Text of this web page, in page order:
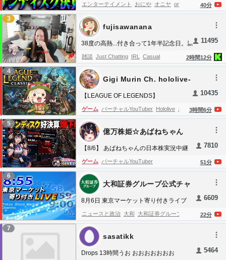
おおお！追証だけは勘弁して下さい。大
荒れの日経平均の予感。半導体メモリー
頼む！！！含み損１５００万の壁を超え
る！！おはよう朝の寄り付き株ライブ生
放送！！！！！
40分
エンターテイメント おにや オニヤ oniya
o-228
じゅんき 潤季 天才おにや
切り抜き ﾏﾀｰﾘ 株 日経 米株 キオクシア
フジクラ アドバンテスト レーザーテック
古河電工 パワーエックス 日経平均 エスク
リプトエナジー フルッタフルッタ 大暴落
追証 爆損
3
38度の高熱...付き合って1年半記念日。新
作Tシャツ撮影会！ステッカーもできた
よ。面接あり。(ミラー&アーカイブ無断
使用禁止)
fujisawanana
2時間12分
11495
雑談 Just Chatting IRL Casual
4
【LEAGUE OF LEGENDS】
RISEEEEEEEEEEEEEEE
RISEEEEEEEEEEEEEEEEE
Gigi Murin Ch. hololive-
3時間6分
10435
ゲーム バーチャルYouTuber Hololive ホロ
ライブ
5
【8/6】 あばねちゃんの日本株実況中継
【配信519回目】
億万株姫☆あばねちゃん
51分
7810
ゲーム バーチャルYouTuber
6
8月6日 東京マーケット寄り付きライブ
大和証券グループ公式チャ
22分
6609
ニュースと政治 大和 大和証券グループ
和証券
株式投資 最新情報 ニュース
7
Drops 13時間うお おおおおおおお
sasatikk
5464